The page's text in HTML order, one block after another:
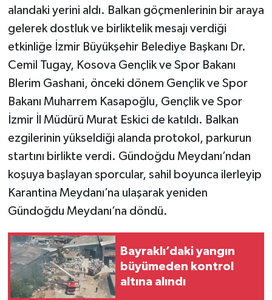
alandaki yerini aldı. Balkan göçmenlerinin bir araya
gelerek dostluk ve birliktelik mesajı verdiği
etkinliğe İzmir Büyükşehir Belediye Başkanı Dr.
Cemil Tugay, Kosova Gençlik ve Spor Bakanı
Blerim Gashani, önceki dönem Gençlik ve Spor
Bakanı Muharrem Kasapoğlu, Gençlik ve Spor
İzmir İl Müdürü Murat Eskici de katıldı. Balkan
ezgilerinin yükseldiği alanda protokol, parkurun
startını birlikte verdi. Gündoğdu Meydanı’ndan
koşuya başlayan sporcular, sahil boyunca ilerleyip
Karantina Meydanı’na ulaşarak yeniden
Gündoğdu Meydanı’na döndü.
Bayraklı’daki yangın
büyümeden kontrol
altına alındı